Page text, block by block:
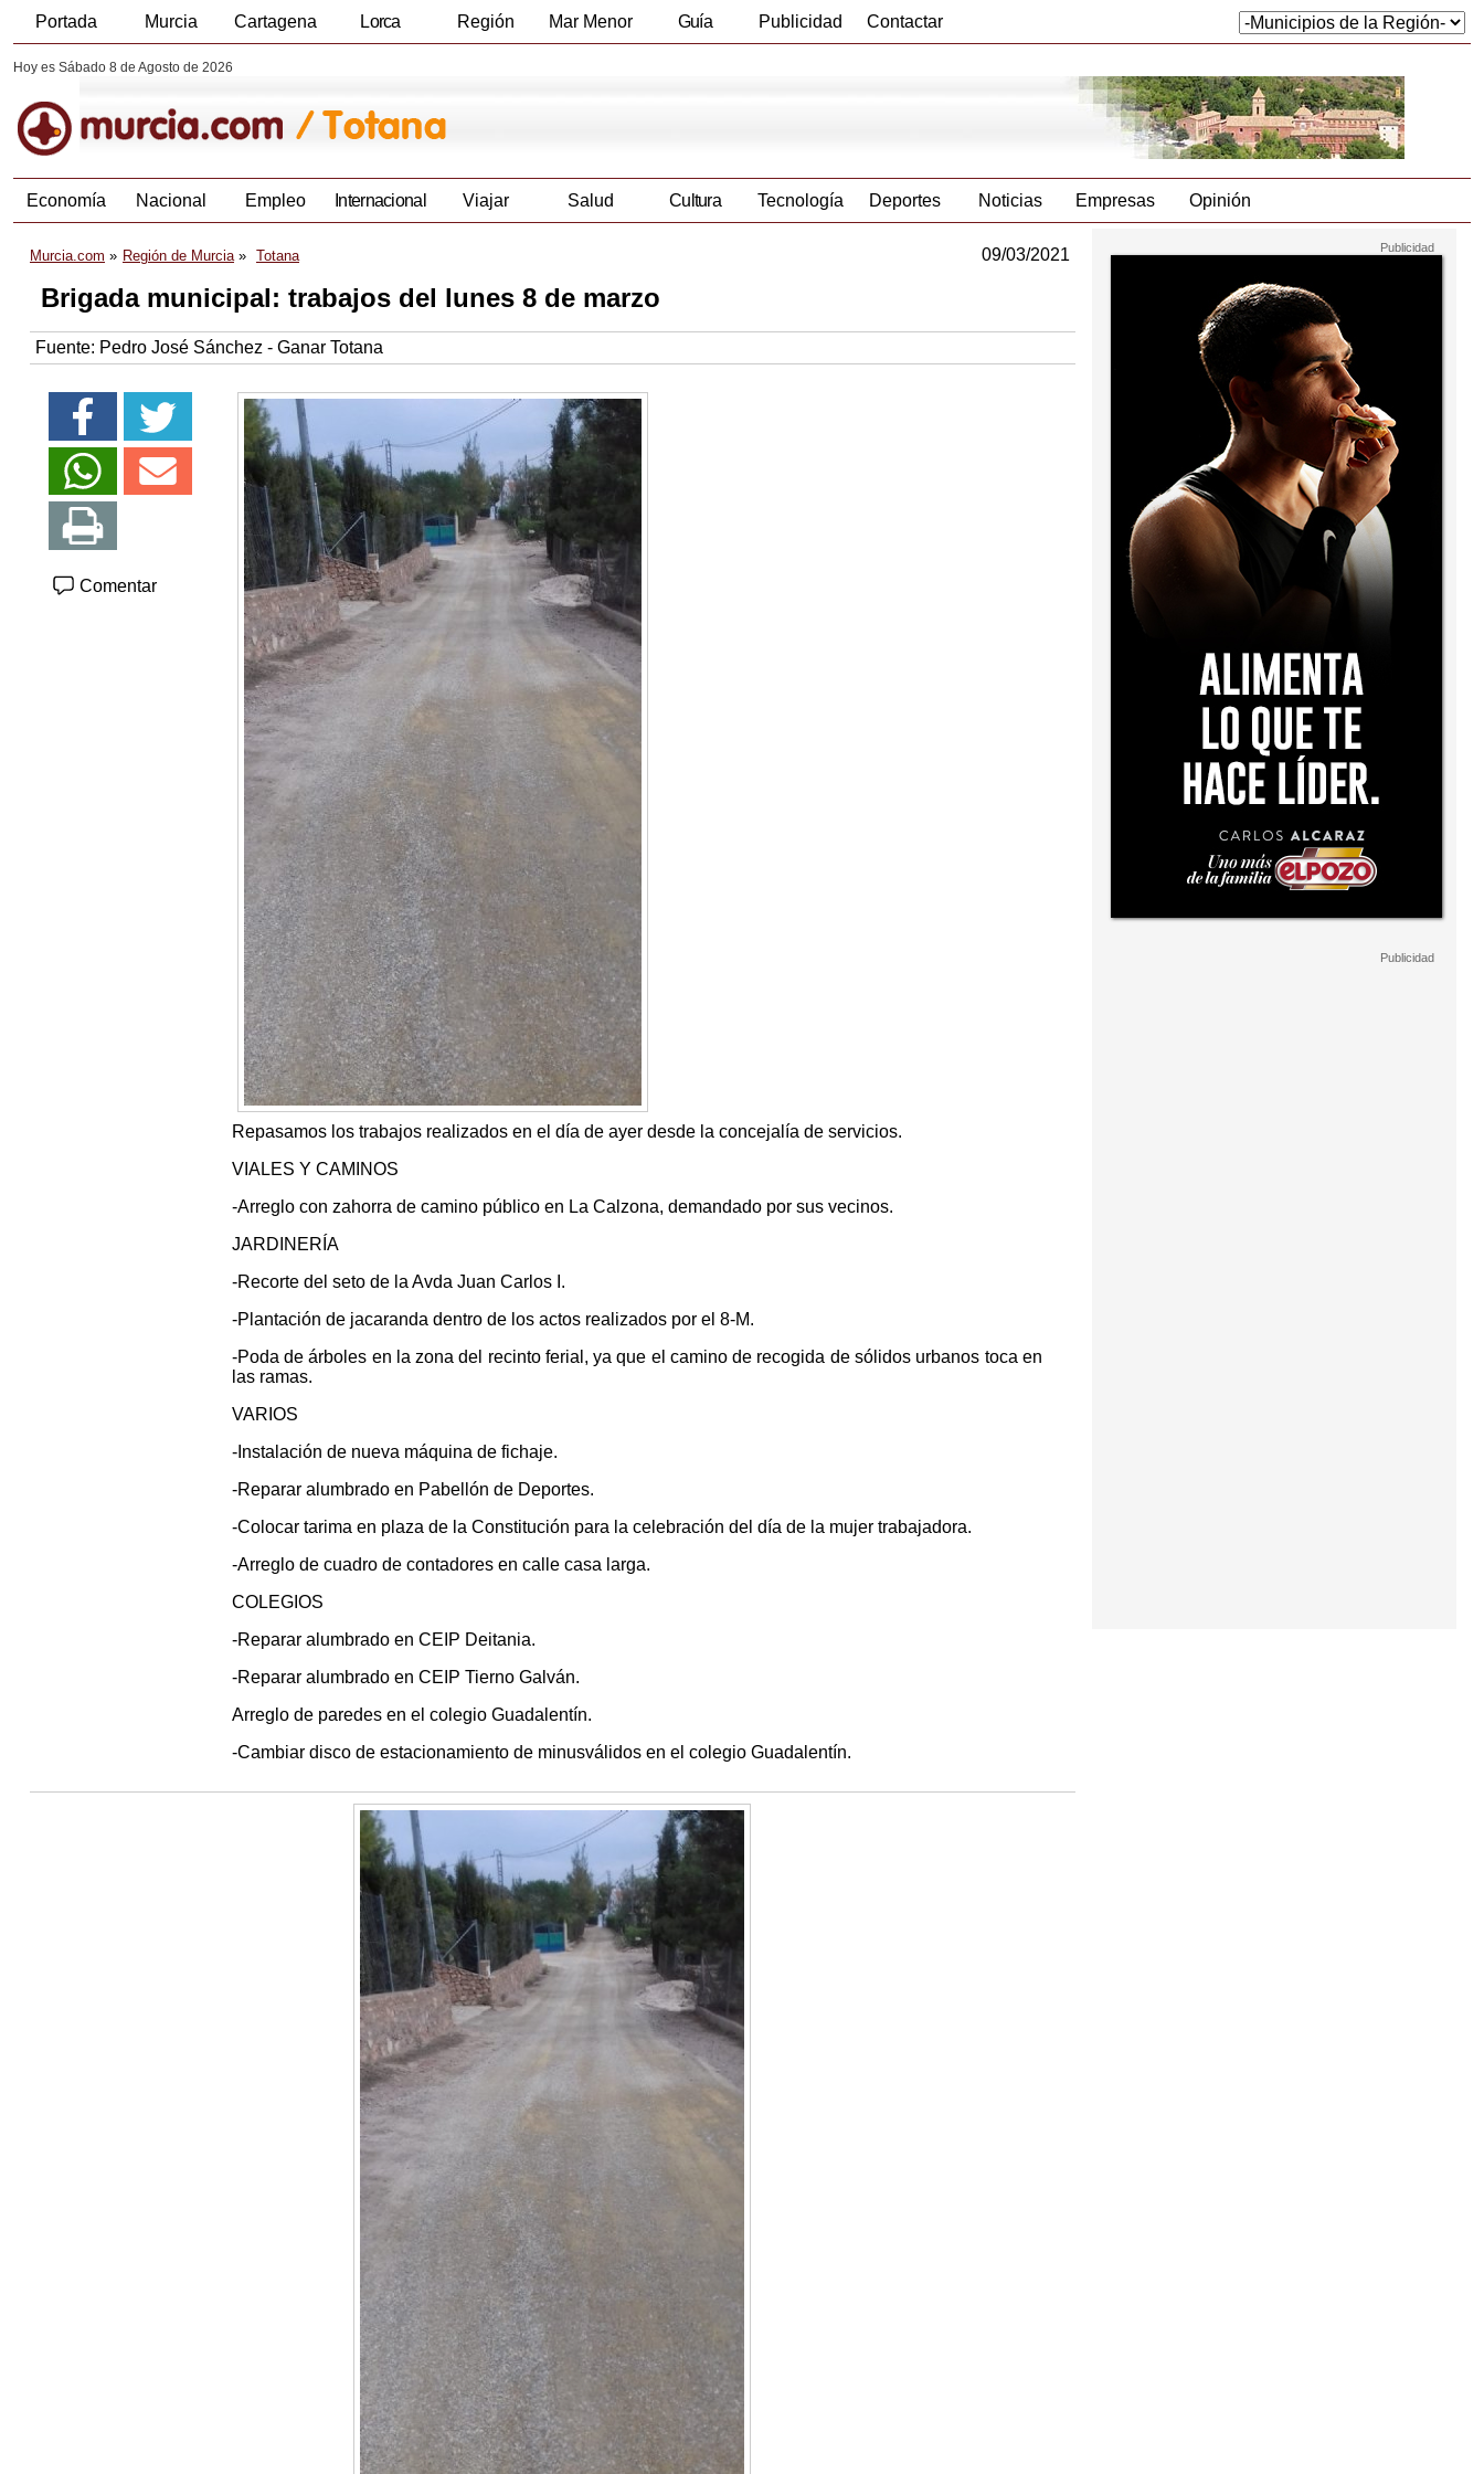
Portada Murcia Cartagena Lorca Región Mar Menor Guía Publicidad Contactar
Hoy es Sábado 8 de Agosto de 2026
Economía Nacional Empleo Internacional Viajar Salud Cultura Tecnología Deportes Noticias Empresas Opinión
Murcia.com Región de Murcia Totana 09/03/2021
Brigada municipal: trabajos del lunes 8 de marzo
Fuente: Pedro José Sánchez - Ganar Totana
Comentar
Repasamos los trabajos realizados en el día de ayer desde la concejalía de servicios.
VIALES Y CAMINOS
-Arreglo con zahorra de camino público en La Calzona, demandado por sus vecinos.
JARDINERÍA
-Recorte del seto de la Avda Juan Carlos I.
-Plantación de jacaranda dentro de los actos realizados por el 8-M.
-Poda de árboles en la zona del recinto ferial, ya que el camino de recogida de sólidos urbanos toca en
las ramas.
VARIOS
-Instalación de nueva máquina de fichaje.
-Reparar alumbrado en Pabellón de Deportes.
-Colocar tarima en plaza de la Constitución para la celebración del día de la mujer trabajadora.
-Arreglo de cuadro de contadores en calle casa larga.
COLEGIOS
-Reparar alumbrado en CEIP Deitania.
-Reparar alumbrado en CEIP Tierno Galván.
Arreglo de paredes en el colegio Guadalentín.
-Cambiar disco de estacionamiento de minusválidos en el colegio Guadalentín.